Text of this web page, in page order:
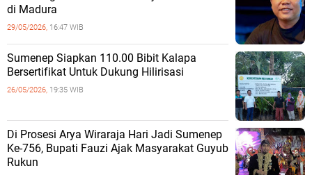
di Madura
29/05/2026, 16:47 WIB
Sumenep Siapkan 110.00 Bibit Kalapa
Bersertifikat Untuk Dukung Hilirisasi
26/05/2026, 19:35 WIB
Di Prosesi Arya Wiraraja Hari Jadi Sumenep
Ke-756, Bupati Fauzi Ajak Masyarakat Guyub
Rukun